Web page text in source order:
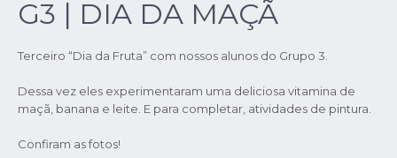
G3 | DIA DA MAÇÃ
Terceiro “Dia da Fruta” com nossos alunos do Grupo 3.
Dessa vez eles experimentaram uma deliciosa vitamina de
maçã, banana e leite. E para completar, atividades de pintura.
Confiram as fotos!